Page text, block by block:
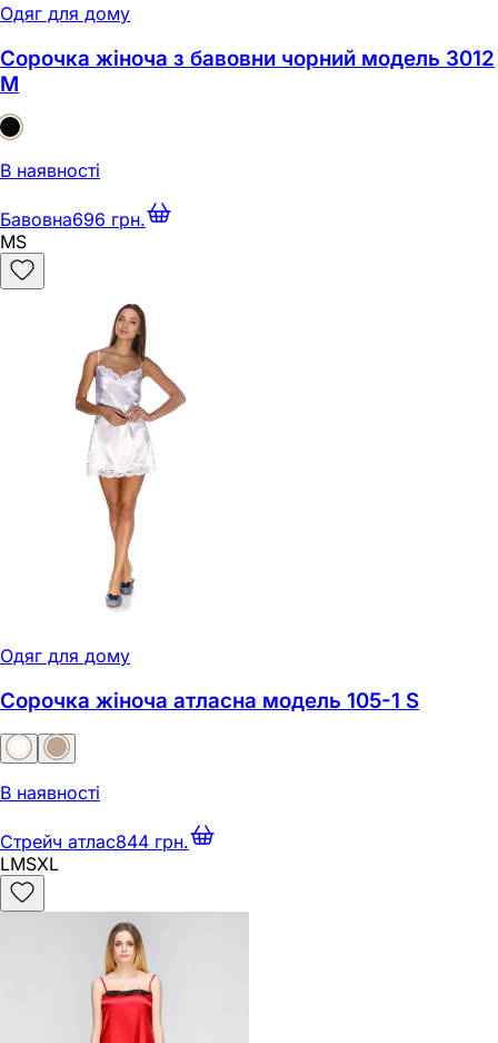
Одяг для дому
Сорочка жіноча з бавовни чорний модель 3012
M
В наявності
Бавовна696 грн.
MS
Одяг для дому
Сорочка жіноча атласна модель 105-1 S
В наявності
Стрейч атлас844 грн.
LMSXL